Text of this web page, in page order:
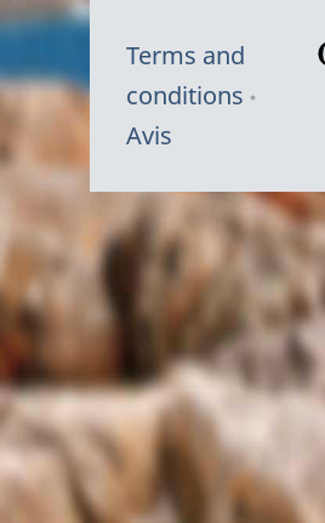
Terms and
conditions
Avis